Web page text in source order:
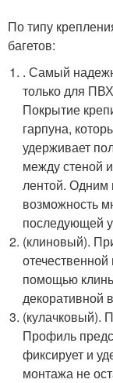
По типу
багетов:
. Самый
только для
Покрытие
гарпуна,
удерживает
между стеной
лентой. Одним
возможность
последующей
(клиновый).
помощью
декоративной
(кулачковый).
Профиль
фиксирует и
монтажа не